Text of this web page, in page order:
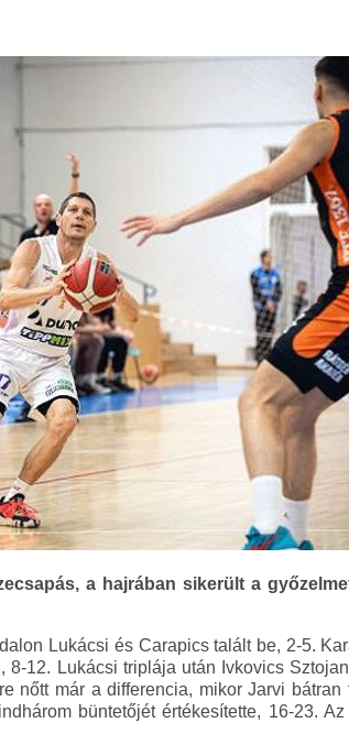
a hajrában sikerült a
Lukácsi és Carapics talált be, 2-5.
8-12. Lukácsi triplája után Ivkovics
nőtt már a differencia, mikor Jarvi bátran
büntetőjét értékesítette, 16-23.